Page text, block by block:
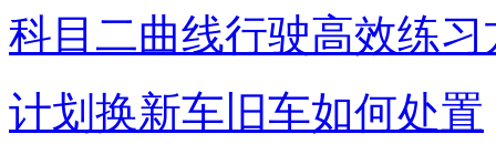
科目二曲线行驶高效练习
计划换新车旧车如何处置